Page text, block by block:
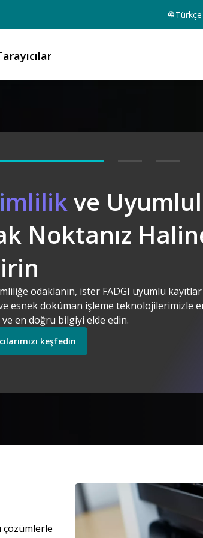
Türkçe
ve
Noktanız
odaklanın, ister FADGI uyumlu
esnek doküman işleme teknolojilerimizle
en doğru bilgiyi elde edin.
keşfedin
keşfedin Tarayıcılarımızı
keşfedin
çözümlerle
Resim